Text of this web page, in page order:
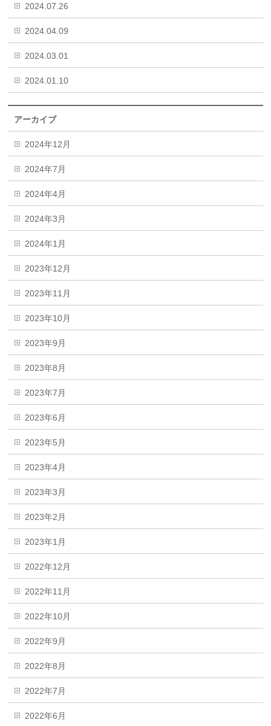
2024.07.26
2024.04.09
2024.03.01
2024.01.10
アーカイブ
2024年12月
2024年7月
2024年4月
2024年3月
2024年1月
2023年12月
2023年11月
2023年10月
2023年9月
2023年8月
2023年7月
2023年6月
2023年5月
2023年4月
2023年3月
2023年2月
2023年1月
2022年12月
2022年11月
2022年10月
2022年9月
2022年8月
2022年7月
2022年6月